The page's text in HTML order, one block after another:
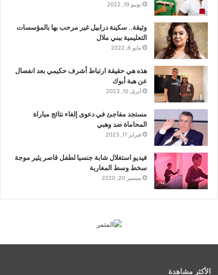
يونيو 19, 2022
وثيقة.. سكينة درابيل غير مرحب بها بالمؤسسات
التعليمية ببني ملال
مايو 6, 2022
هذه هي حقيقة ارتباط أشرف حكيمي بعد انفصال
عن هبة أبوك
أبريل 10, 2023
مستجد مفاجئ في دعوى إلغاء نتائج مباراة
المحاماة ضد وهبي
فبراير 11, 2023
فيديو استغلال شابة جنسيا لطفل قاصر يثير موجة
سخط وسط المغاربة
سبتمبر 20, 2020
الأكثر مشاهدة